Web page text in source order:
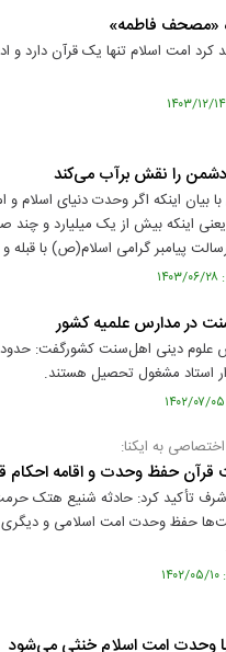
«مصحف فاطمه»
کرد امت اسلام تنها یک قرآن دارد
را نقش برآب می‌کند
بیان اینکه اگر وحدت دنیای اسلام
اینکه بیش از یک میلیارد و
پیامبر گرامی اسلام(ص) با
استاد مشغول تحصیل هستند.
به ایکنا:
قرآن حفظ وحدت و اقامه احکام
تأکید کرد: حادثه شنیع هتک
حفظ وحدت امت اسلامی و
وحدت امت اسلام خنثی می‌شود